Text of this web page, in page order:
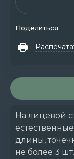
Поделиться
На лицевой
длины,
не более 3